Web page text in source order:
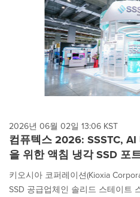
2026년 06월 02일 13:06 KST
컴퓨텍스 2026: SSSTC,
을 위한 액침 냉각 SSD 포
키오시아 코퍼레이션(Kioxia
SSD 공급업체인 솔리드 스테이트